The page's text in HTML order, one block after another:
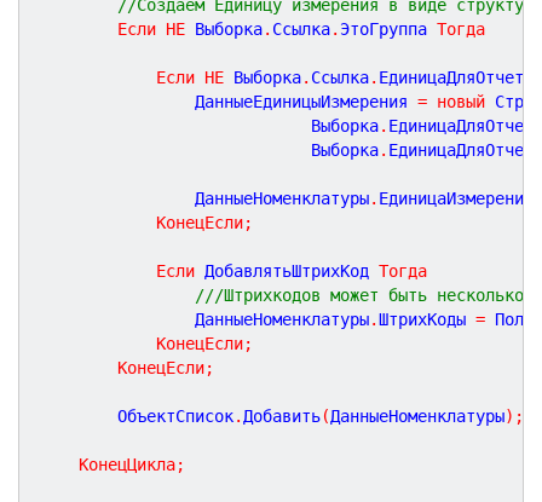
//Создаем Единицу измерения в виде структуры
Если НЕ Выборка. Ссылка. ЭтоГруппа Тогда
Если НЕ Выборка. Ссылка. ЕдиницаДляОтчетов
	            ДанныеЕдиницыИзмерения
= новый
			 				Выборка
.
							Выборка
.
				ДанныеНоменклатуры
. ЕдиницаИзмерения
КонецЕсли;
Если ДобавлятьШтрихКод Тогда
///Штрихкодов может быть несколько,
				ДанныеНоменклатуры
.ШтрихКоды =
КонецЕсли;
КонецЕсли;
		ОбъектСписок
. Добавить(ДанныеНоменклатуры) ;
КонецЦикла;